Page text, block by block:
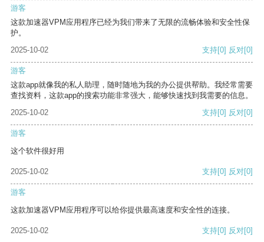
游客
这款加速器VPM应用程序已经为我们带来了无限的流畅体验和安全性保
护。
2025-10-02
支持[0] 反对[0]
游客
这款app就像我的私人助理，随时随地为我的办公提供帮助。我经常需要
查找资料，这款app的搜索功能非常强大，能够快速找到我需要的信息。
2025-10-02
支持[0] 反对[0]
游客
这个软件很好用
2025-10-02 支持[0] 反对[0]
游客
这款加速器VPM应用程序可以给你提供最高速度和安全性的连接。
2025-10-02 支持[0] 反对[0]